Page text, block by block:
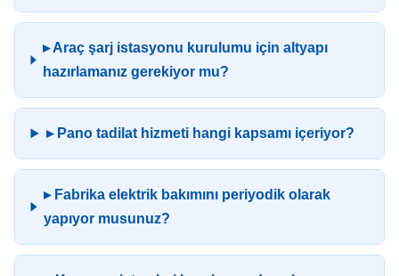
▸ Araç şarj istasyonu kurulumu için altyapı
hazırlamanız gerekiyor mu?
▸ Pano tadilat hizmeti hangi kapsamı içeriyor?
▸ Fabrika elektrik bakımını periyodik olarak
yapıyor musunuz?